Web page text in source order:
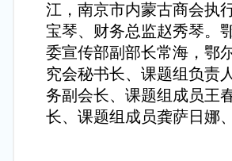
江，南京市内蒙古商会执
宝琴、财务总监赵秀琴。
委宣传部副部长常海，鄂
究会秘书长、课题组负责
务副会长、课题组成员王
长、课题组成员龚萨日娜